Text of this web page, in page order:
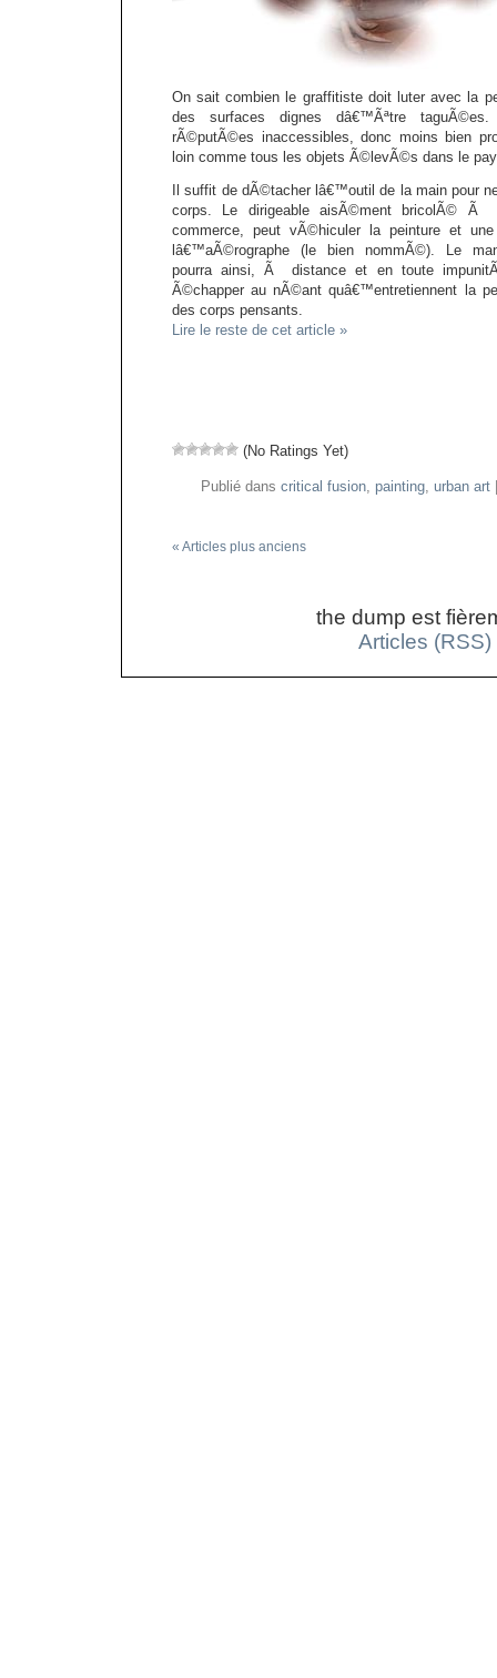
On sait combien le graffitiste doit luter avec la
des surfaces dignes dâ€™Ãªtre
rÃ©putÃ©es inaccessibles, donc moins bien
loin comme tous les objets Ã©levÃ©s dans le
Il suffit de dÃ©tacher lâ€™outil de la main pour
corps. Le dirigeable aisÃ©ment bricolÃ© Ã
commerce, peut vÃ©hiculer la peinture et
lâ€™aÃ©rographe (le bien nommÃ©). Le
pourra ainsi, Ã distance et en toute
Ã©chapper au nÃ©ant quâ€™entretiennent la
des corps pensants.
Lire le reste de cet article »
(No Ratings Yet)
Publié dans critical fusion, painting, urban art
« Articles plus anciens
the dump est
Articles (RSS)